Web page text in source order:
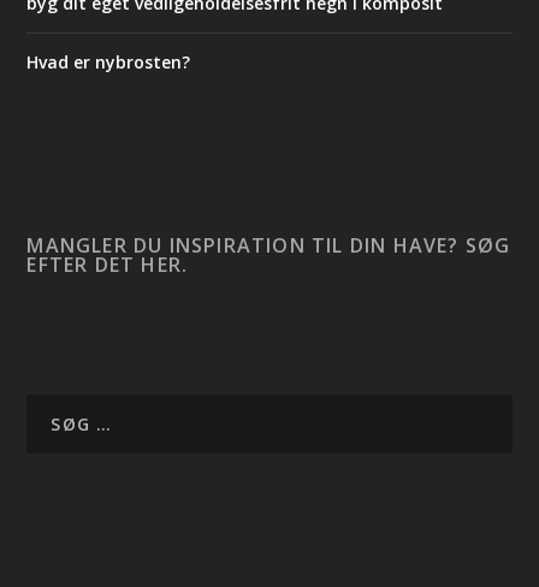
Hvad er nybrosten?
MANGLER DU INSPIRATION TIL DIN HAVE? SØG
EFTER DET HER.